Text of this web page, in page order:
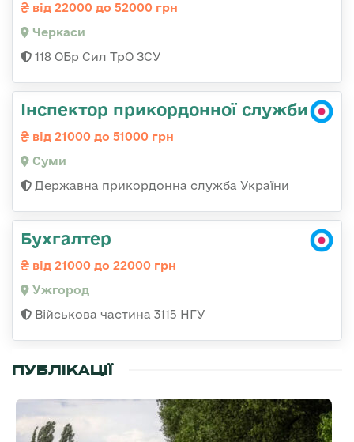
від 22000 до 52000 грн
Черкаси
118 ОБр Сил ТрО ЗСУ
Інспектор прикордонної служби
від 21000 до 51000 грн
Суми
Державна прикордонна служба України
Бухгалтер
від 21000 до 22000 грн
Ужгород
Військова частина 3115 НГУ
ПУБЛІКАЦІЇ